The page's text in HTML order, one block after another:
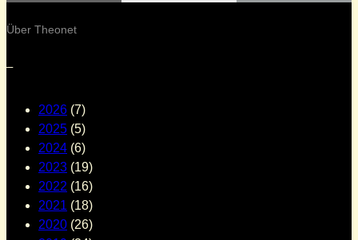
Über Theonet
–
2026 (7)
2025 (5)
2024 (6)
2023 (19)
2022 (16)
2021 (18)
2020 (26)